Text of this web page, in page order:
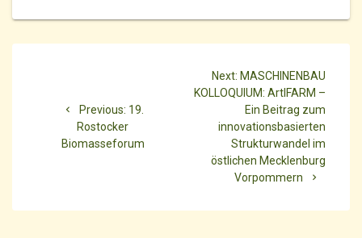
Previous: Previous
post:
19.
Rostocker
Biomasseforum
Next: Next
post:
MASCHINENBAU
KOLLOQUIUM: ArtIFARM –
Ein Beitrag zum
innovationsbasierten
Strukturwandel im
östlichen Mecklenburg
Vorpommern